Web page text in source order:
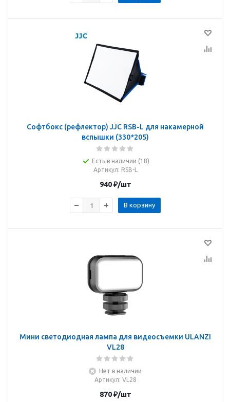
Софтбокс (рефлектор) JJC RSB-L для накамерной
вспышки (330*205)
Есть в наличии (18)
Артикул: RSB-L
940₽/шт
В корзину
Мини светодиодная лампа для видеосъемки ULANZI
VL28
Нет в наличии
Артикул: VL28
870₽/шт